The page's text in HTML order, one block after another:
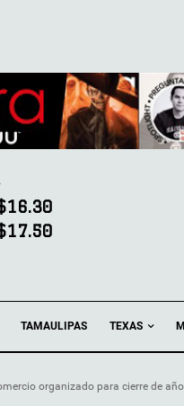
TAMAULIPAS TEXAS
organizado para cierre de año